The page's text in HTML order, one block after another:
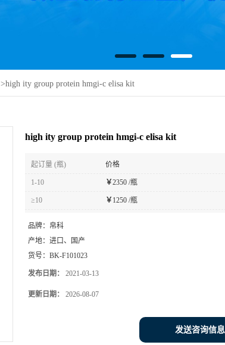
>high ity group protein hmgi-c elisa kit
high ity group protein hmgi-c elisa kit
起订量 (瓶) 价格
1-10 ￥2350 /瓶
≥10 ￥1250 /瓶
品牌： 帛科
产地： 进口、国产
货号： BK-F101023
发布日期： 2021-03-13
更新日期： 2026-08-07
发送咨询信息